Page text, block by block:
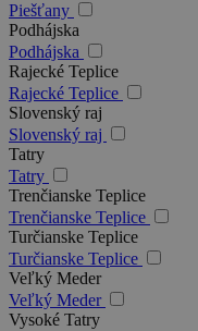
Piešťany
Podhájska
Podhájska
Rajecké Teplice
Rajecké Teplice
Slovenský raj
Slovenský raj
Tatry
Tatry
Trenčianske Teplice
Trenčianske Teplice
Turčianske Teplice
Turčianske Teplice
Veľký Meder
Veľký Meder
Vysoké Tatry